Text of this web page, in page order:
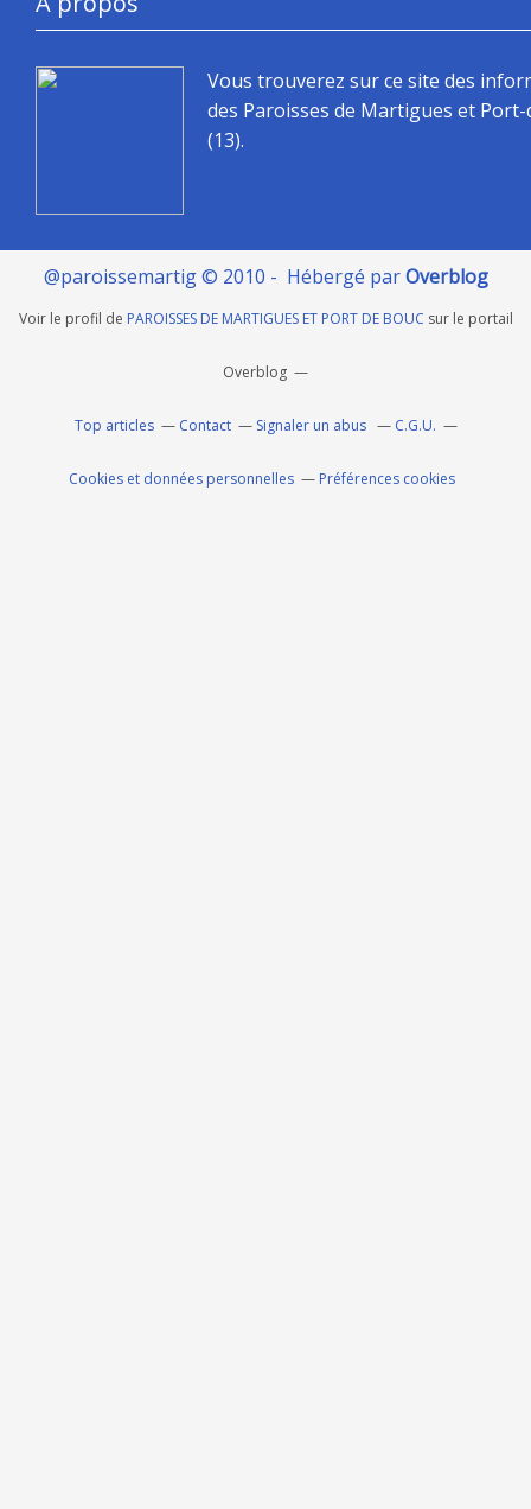
Vous trouverez sur ce site des
des Paroisses de Martigues et
(13).
@paroissemartig © 2010 - Hébergé parOverblog
Voir le profil de PAROISSES DE MARTIGUES ET PORT DE BOUC sur le portail
Overblog
Top articles Contact Signaler un abus C.G.U.
Cookies et données personnelles Préférences cookies